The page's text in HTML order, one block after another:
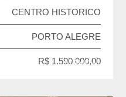
CENTRO HISTORICO
PORTO ALEGRE
R$ 1.590.000,00
VENDA